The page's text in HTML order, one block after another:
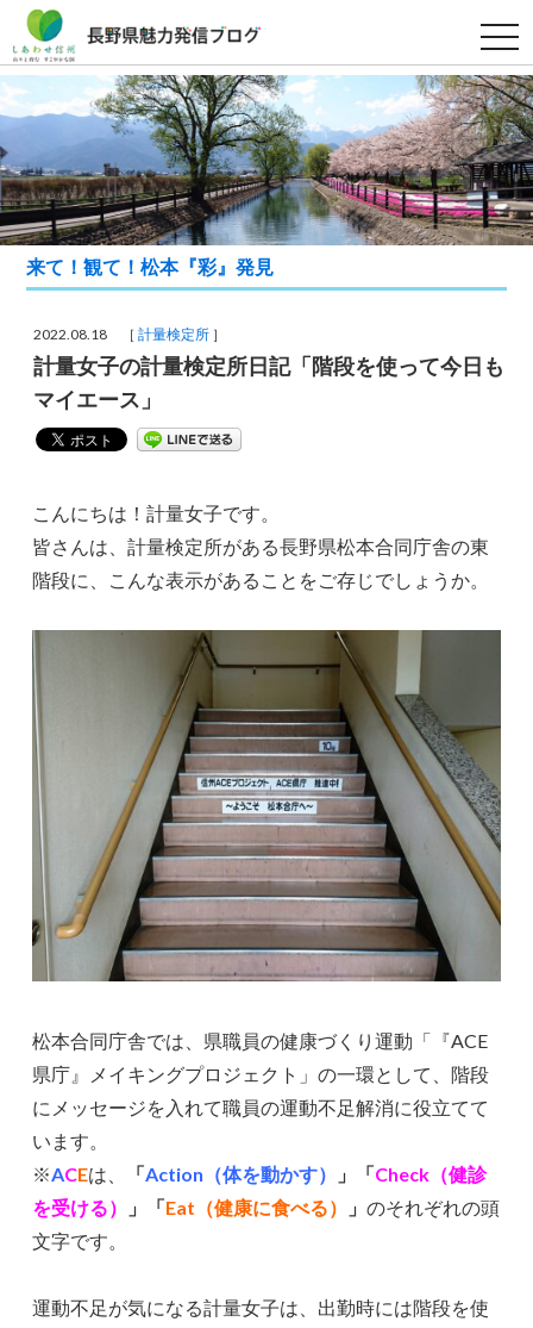
t
o
g
g
l
e
n
a
v
i
g
a
t
来て！観て！松本『彩』発見
2022.08.18 ［計量検定所 ］
計量女子の計量検定所日記「階段を使って今日も
マイエース」
こんにちは！計量女子です。
皆さんは、計量検定所がある長野県松本合同庁舎の東
階段に、こんな表示があることをご存じでしょうか。
松本合同庁舎では、県職員の健康づくり運動「『ACE
県庁』メイキングプロジェクト」の一環として、階段
にメッセージを入れて職員の運動不足解消に役立てて
います。
※ACEは、 「Action（体を動かす） 」「Check（健診
を受ける）
」「Eat（健康に食べる） 」のそれぞれの頭
文字です。
運動不足が気になる計量女子は、出勤時には階段を使